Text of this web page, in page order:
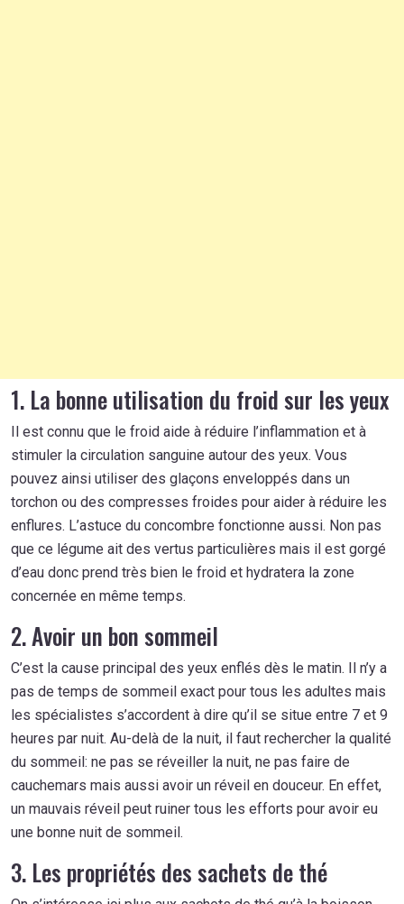
1. La bonne utilisation du froid sur les yeux
Il est connu que le froid aide à réduire l’inflammation et à
stimuler la circulation sanguine autour des yeux. Vous
pouvez ainsi utiliser des glaçons enveloppés dans un
torchon ou des compresses froides pour aider à réduire les
enflures. L’astuce du concombre fonctionne aussi. Non pas
que ce légume ait des vertus particulières mais il est gorgé
d’eau donc prend très bien le froid et hydratera la zone
concernée en même temps.
2. Avoir un bon sommeil
C’est la cause principal des yeux enflés dès le matin. Il n’y a
pas de temps de sommeil exact pour tous les adultes mais
les spécialistes s’accordent à dire qu’il se situe entre 7 et 9
heures par nuit. Au-delà de la nuit, il faut rechercher la qualité
du sommeil: ne pas se réveiller la nuit, ne pas faire de
cauchemars mais aussi avoir un réveil en douceur. En effet,
un mauvais réveil peut ruiner tous les efforts pour avoir eu
une bonne nuit de sommeil.
3. Les propriétés des sachets de thé